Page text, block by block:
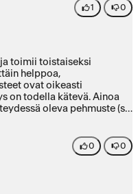
1 0
toimii toistaiseksi
helppoa,
ovat oikeasti
on todella kätevä. Ainoa
oleva pehmuste (se
hukkui. Onneksi
vähentää tähtiä, koska
jotta istuimen voi sitten
0 0